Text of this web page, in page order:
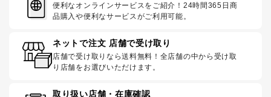
便利なオンラインサービスをご紹介！24時間365日商
品購入や便利なサービスがご利用可能。
ネットで注文 店舗で受け取り
店舗で受け取りなら送料無料！全店舗の中から受け取
り店舗をお選びいただけます。
取り扱い店舗・在庫確認